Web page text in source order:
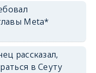
Meta*
рассказал,
в Сеуту